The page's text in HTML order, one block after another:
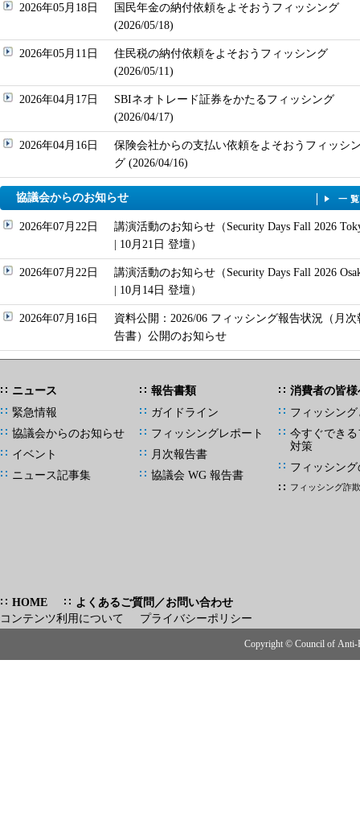
2026年05月18日
国民年金の納付依頼をよそおうフィッシング
(2026/05/18)
2026年05月11日
住民税の納付依頼をよそおうフィッシング
(2026/05/11)
2026年04月17日
SBIネオトレード証券をかたるフィッシング
(2026/04/17)
2026年04月16日
保険会社からの支払い依頼をよそおうフィッシ
グ (2026/04/16)
協議会からのお知らせ 一
2026年07月22日
講演活動のお知らせ（Security Days Fall 2026
| 10月21日 登壇）
2026年07月22日
講演活動のお知らせ（Security Days Fall 2026
| 10月14日 登壇）
2026年07月16日
資料公開：2026/06 フィッシング報告状況（月次
告書）公開のお知らせ
ニュース
緊急情報
協議会からのお知らせ
イベント
ニュース記事集
報告書類
ガイドライン
フィッシングレポート
月次報告書
協議会 WG 報告書
消費者の皆様
フィッシング
今すぐでき
対策
フィッシン
フィッシング詐
HOME
よくあるご質問／お問い合わせ
コンテンツ利用について
プライバシーポリシー
Copyright © Council of Anti-